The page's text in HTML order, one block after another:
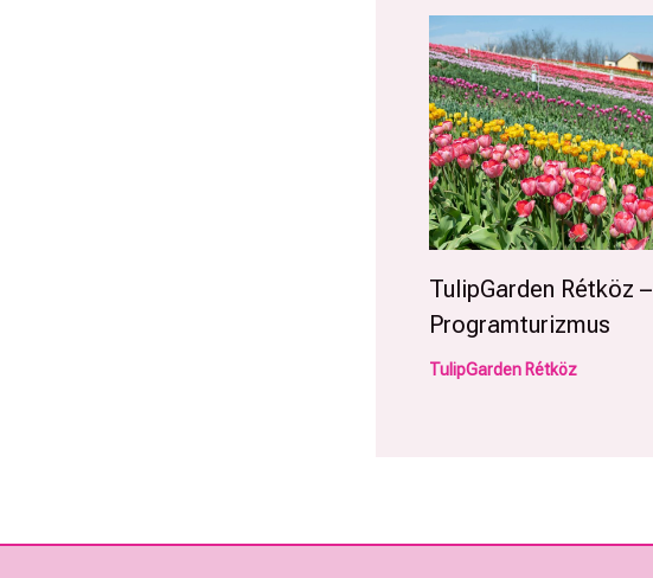
TulipGarden Rétköz –
Programturizmus
TulipGarden Rétköz